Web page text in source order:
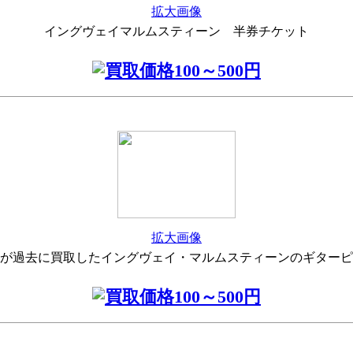
拡大画像
イングヴェイマルムスティーン 半券チケット
拡大画像
過去に買取したイングヴェイ・マルムスティーンのギター